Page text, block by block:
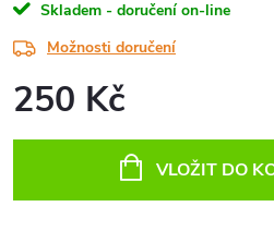
Skladem - doručení on-line
Možnosti doručení
250 Kč
VLOŽIT DO